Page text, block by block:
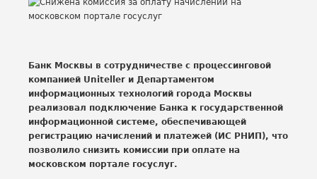
Банк Москвы в сотрудничестве с процессинговой
компанией Uniteller и Департаментом
информационных технологий города Москвы
реализовал подключение Банка к государственной
информационной системе, обеспечивающей
регистрацию начислений и платежей (ИС РНИП), что
позволило снизить комиссии при оплате на
московском портале госуслуг.